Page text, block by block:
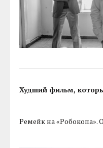
Худший фильм,
Ремейк на «Робокопа».